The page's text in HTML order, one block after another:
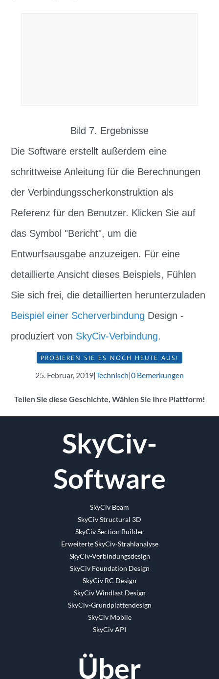
Bild 7. Ergebnisse
Die Software erstellt außerdem eine
schrittweise Anleitung für die Berechnungen
der Verbindungsscherkonstruktion als
Referenz für den Benutzer. Klicken Sie auf
das Symbol "Bericht", um die
Entwurfsausgabe anzuzeigen. Für eine
detaillierte Ansicht dieses Beispiels, Fühlen
Sie sich frei, die detaillierten herunterzuladen
Beispiel einer Scherverbindung Design -
produziert von SkyCiv-Verbindung.
PROBIEREN SIE ES NOCH HEUTE AUS!
25. Februar, 2019|Technisch|0 Bemerkungen
Teilen Sie diese Geschichte, Wählen Sie Ihre Plattform!
SkyCiv-
Software
SkyCiv Beam
SkyCiv Structural 3D
SkyCiv Section Builder
Erweiterte SkyCiv-Strahlanalyse
SkyCiv-Verbindungsdesign
SkyCiv Foundation Design
SkyCiv RC Design
SkyCiv Windlast Design
SkyCiv-Grundplattendesign
SkyCiv Mobile
SkyCiv API
Über